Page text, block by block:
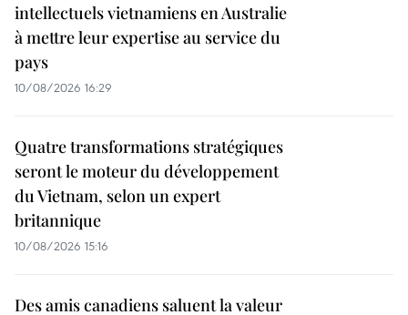
intellectuels vietnamiens en Australie
à mettre leur expertise au service du
pays
10/08/2026 16:29
Quatre transformations stratégiques
seront le moteur du développement
du Vietnam, selon un expert
britannique
10/08/2026 15:16
Des amis canadiens saluent la valeur